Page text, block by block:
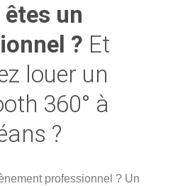
un
? Et
louer un
360° à
?
professionnel ? Un